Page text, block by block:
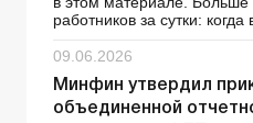
работников за сутки:
09.06.2026
Минфин утвердил
объединенной